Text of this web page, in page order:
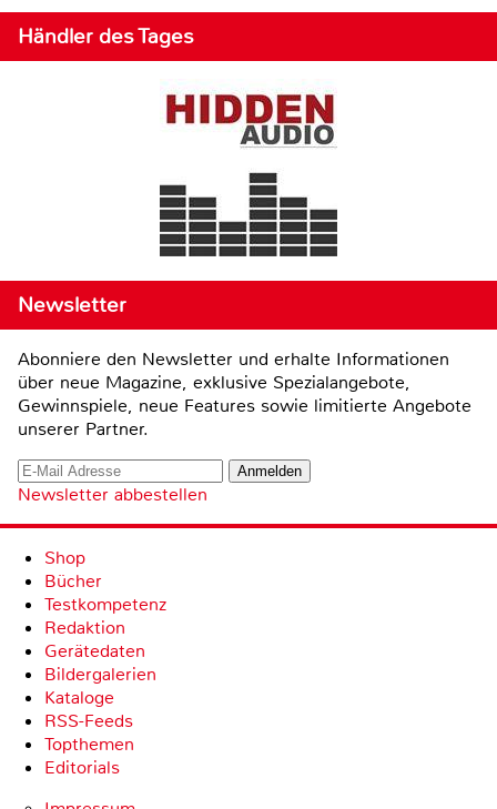
Händler des Tages
Newsletter
Abonniere den Newsletter und erhalte Informationen
über neue Magazine, exklusive Spezialangebote,
Gewinnspiele, neue Features sowie limitierte Angebote
unserer Partner.
Newsletter abbestellen
Shop
Bücher
Testkompetenz
Redaktion
Gerätedaten
Bildergalerien
Kataloge
RSS-Feeds
Topthemen
Editorials